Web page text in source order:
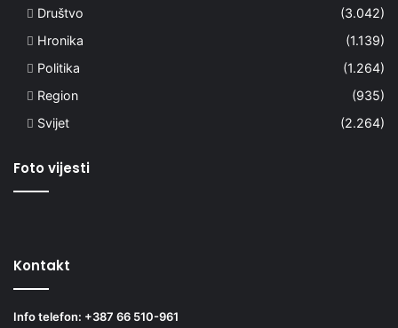
Društvo
(3.042)
Hronika
(1.139)
Politika
(1.264)
Region
(935)
Svijet
(2.264)
Foto vijesti
Kontakt
Info telefon: +387 66 510-961